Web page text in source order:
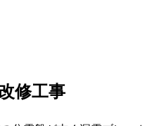
修工事